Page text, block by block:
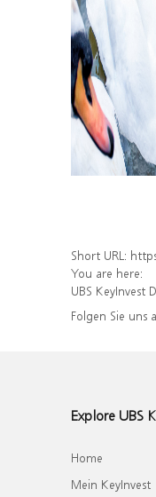
Short URL: https://
You are here:
UBS KeyInvest
Folgen Sie uns
Explore UBS
Home
Mein KeyInvest